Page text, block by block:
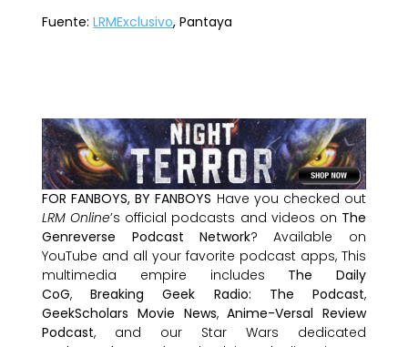
Fuente:LRMExclusivo, Pantaya
FOR FANBOYS, BY FANBOYS Have you checked out
LRM Online’s official podcasts and videos on The
Genreverse Podcast Network? Available on
YouTube and all your favorite podcast apps, This
multimedia empire includes The Daily
CoG,Breaking Geek Radio: The Podcast,
GeekScholars Movie News,Anime-Versal Review
Podcast, and our Star Wars dedicated